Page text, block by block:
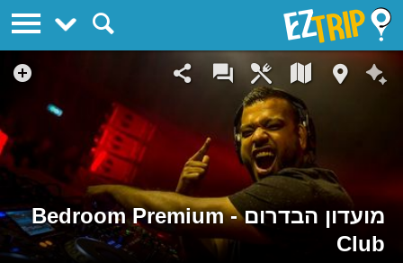
מועדון הבדרום - Bedroom Premium
Club
EZTrip